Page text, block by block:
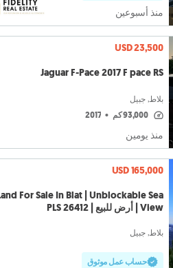
منذ أسبوعين
USD 23,500
Jaguar F-Pace 2017 F pace RS
بلاط, جبيل
93,000 كم •
2017
منذ يومين
USD 165,000
For Sale In Blat | Unblockable Sea
View | أرض للبيع | PLS 26412
بلاط, جبيل
حساب عمل موثوق